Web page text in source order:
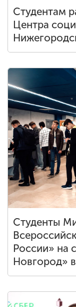
Студентам
Центра
Студенты
России» на
Новгород»